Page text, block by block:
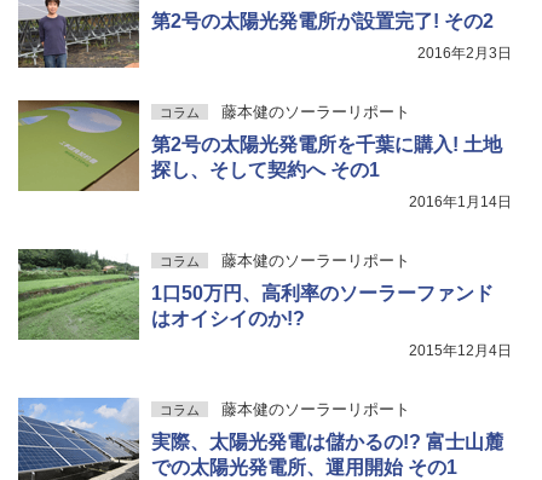
第2号の太陽光発電所が設置完了! その2
2016年2月3日
コラム 藤本健のソーラーリポート
第2号の太陽光発電所を千葉に購入! 土地
探し、そして契約へ その1
2016年1月14日
コラム 藤本健のソーラーリポート
1口50万円、高利率のソーラーファンド
はオイシイのか!?
2015年12月4日
コラム 藤本健のソーラーリポート
実際、太陽光発電は儲かるの!? 富士山麓
での太陽光発電所、運用開始 その1